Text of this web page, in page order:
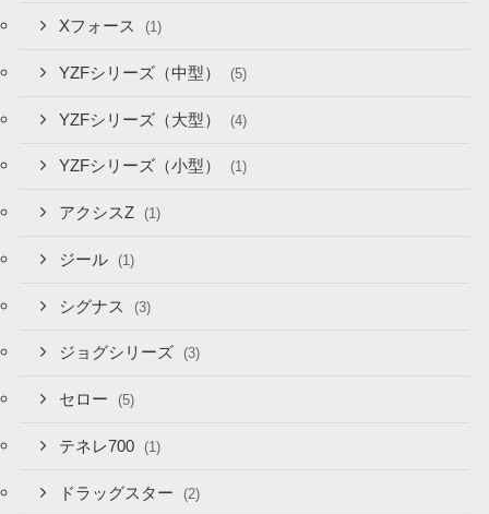
Xフォース (1)
YZFシリーズ（中型） (5)
YZFシリーズ（大型） (4)
YZFシリーズ（小型） (1)
アクシスZ (1)
ジール (1)
シグナス (3)
ジョグシリーズ (3)
セロー (5)
テネレ700 (1)
ドラッグスター (2)